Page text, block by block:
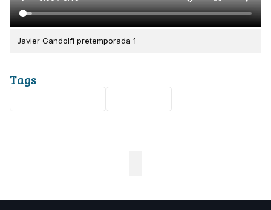
Javier Gandolfi pretemporada 1
Tags